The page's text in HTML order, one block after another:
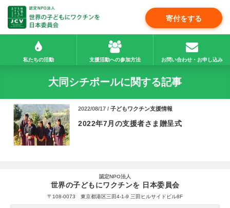
寄付をする
私たちの活動 支援活動への参加方法 お問い合わせ・お申し込み
大同シチポールに関する記事
2022/08/17 /子どもワクチン支援情報
2022年7月の支援者さま贈呈式
認定NPO法人
世界の子どもにワクチンを 日本委員会
〒108-0073 東京都港区三田4-1-9 三田ヒルサイドビル8F